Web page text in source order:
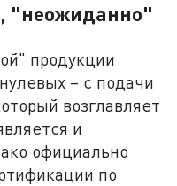
"неожиданно"
продукции
– с подачи
возглавляет
и
официально
по